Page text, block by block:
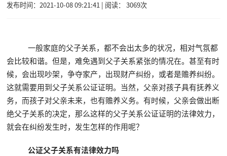
发布时间：2021-10-08 09:21:41 | 阅读： 3069次
一般家庭的父子关系，都不会出太多的状况，相对气氛都
会比较和谐。但是，难免遇到父子关系紧张的情况在。甚至有时
候，会出现吵架，争夺家产，出现财产纠纷，或者是赡养纠纷。
这就需要用到父子关系公证证明。当然，父亲对孩子具有抚养义
务，而孩子对父亲未来，也有赡养义务。有时候，父亲会做出断
绝父子关系的决定，那么这样的父子关系公证证明的法律效力，
就会在纠纷发生时，发生怎样的作用呢？
公证父子关系有法律效力吗